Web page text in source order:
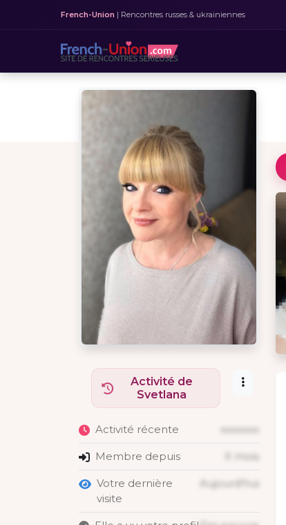
French-Union | Rencontres russes & ukrainiennes
Activité de
Svetlana
Activité récente xxxxxxx
Membre depuis X mois
Votre dernière
visite
Aujourd'hui